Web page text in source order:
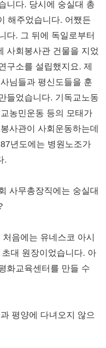
니다. 당시에 숭실대 총
해주었습니다. 어쨌든
다. 그 뒤에 독일로부터
사회봉사관 건물을 지었
구소를 설립했지요. 제
님들과 평신도들을 훈
들었습니다. 기독교노동
농민운동 등의 모태가
사관이 사회운동하는데
년도에는 병원노조가
.
사무총장직에는 숭실대
음에는 유네스코 아시
대 원장이었습니다. 아
화교육센터를 만들 수
평양에 다녀오지 않으